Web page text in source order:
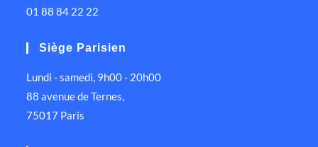
01 88 84 22 22
Siège Parisien
Lundi - samedi, 9h00 - 20h00
88 avenue de Ternes,
75017 Paris